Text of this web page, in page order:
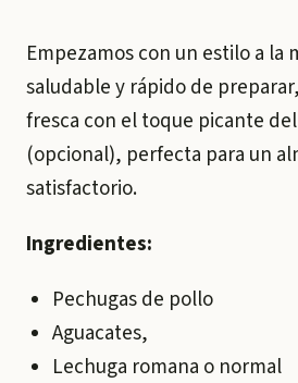
Empezamos con un estilo a la
saludable y rápido de
fresca con el toque picante
(opcional), perfecta para un
satisfactorio.
Ingredientes:
Pechugas de pollo
Aguacates,
Lechuga romana o normal